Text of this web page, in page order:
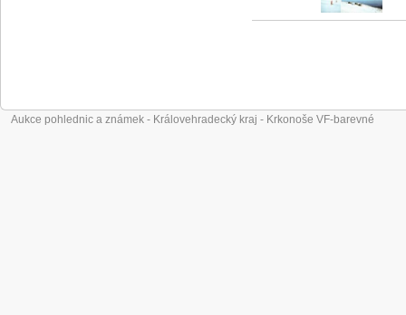
Aukce pohlednic a známek - Královehradecký kraj - Krkonoše VF-barevné